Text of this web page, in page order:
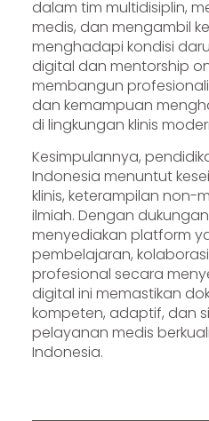
dalam tim multidisiplin,
medis, dan mengambil
menghadapi kondisi
digital dan mentorship
membangun
dan kemampuan
di lingkungan klinis
Kesimpulannya,
Indonesia menuntut
klinis, keterampilan non-
ilmiah. Dengan
menyediakan platform
pembelajaran,
profesional secara
digital ini memastikan
kompeten, adaptif, dan
pelayanan medis
Indonesia.